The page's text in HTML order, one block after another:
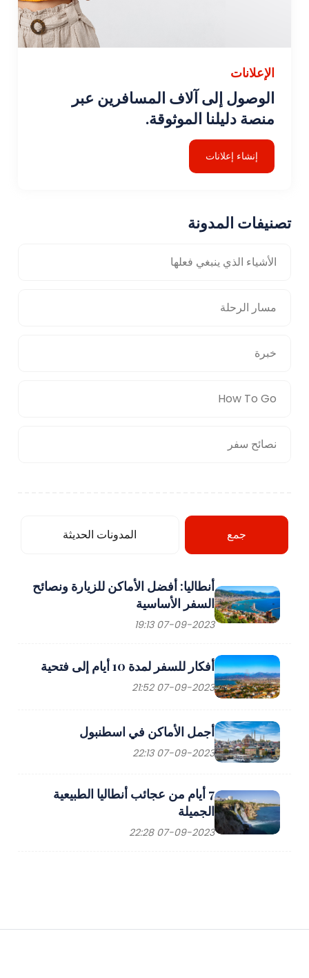
الإعلانات
الوصول إلى آلاف المسافرين عبر
منصة دليلنا الموثوقة.
إنشاء إعلانات
تصنيفات المدونة
الأشياء الذي ينبغي فعلها
مسار الرحلة
خبرة
How To Go
نصائح سفر
جمع المدونات الحديثة
أنطاليا: أفضل الأماكن للزيارة ونصائح
السفر الأساسية
07-09-2023 19:13
أفكار للسفر لمدة 10 أيام إلى فتحية
07-09-2023 21:52
أجمل الأماكن في اسطنبول
07-09-2023 22:13
7 أيام من عجائب أنطاليا الطبيعية
الجميلة
07-09-2023 22:28